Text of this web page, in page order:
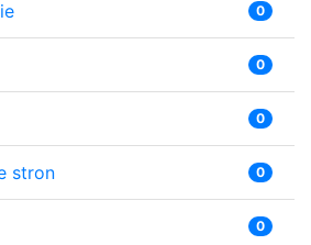
0
0
0
stron 0
0